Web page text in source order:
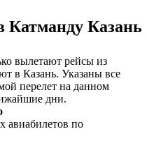
Катманду Казань
вылетают рейсы из
в Казань. Указаны все
перелет на данном
дни.
авиабилетов по